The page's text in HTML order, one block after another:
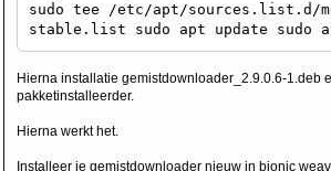
sudo tee /etc/apt/sources.list.d/
stable.list sudo apt update sudo
Hierna installatie gemistdownloader_2.9.0.6-1.deb
pakketinstalleerder.
Hierna werkt het.
Installeer je gemistdownloader nieuw in bionic